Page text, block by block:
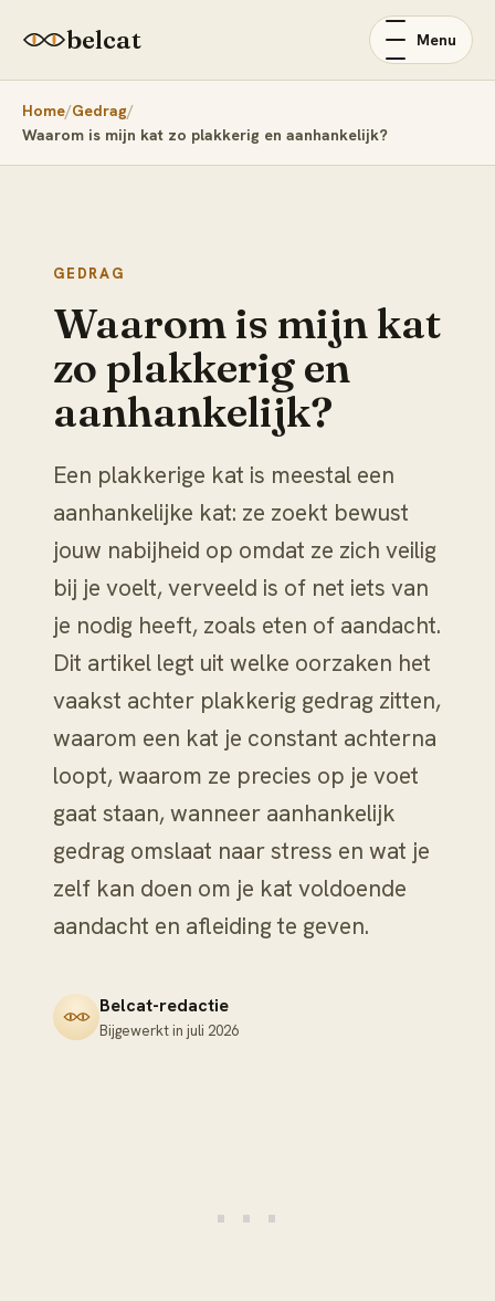
belcat Menu
Home Gedrag
Waarom is mijn kat zo plakkerig en aanhankelijk?
GEDRAG
Waarom is mijn kat
zo plakkerig en
aanhankelijk?
Een plakkerige kat is meestal een
aanhankelijke kat: ze zoekt bewust
jouw nabijheid op omdat ze zich veilig
bij je voelt, verveeld is of net iets van
je nodig heeft, zoals eten of aandacht.
Dit artikel legt uit welke oorzaken het
vaakst achter plakkerig gedrag zitten,
waarom een kat je constant achterna
loopt, waarom ze precies op je voet
gaat staan, wanneer aanhankelijk
gedrag omslaat naar stress en wat je
zelf kan doen om je kat voldoende
aandacht en afleiding te geven.
Belcat-redactie
Bijgewerkt in juli 2026